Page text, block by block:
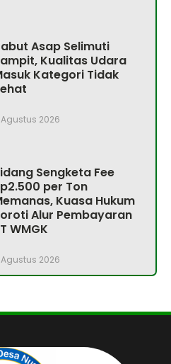
Asap Selimuti
Kualitas Udara
Kategori Tidak
2026
Sengketa Fee
per Ton
Kuasa Hukum
Alur Pembayaran
WMGK
2026